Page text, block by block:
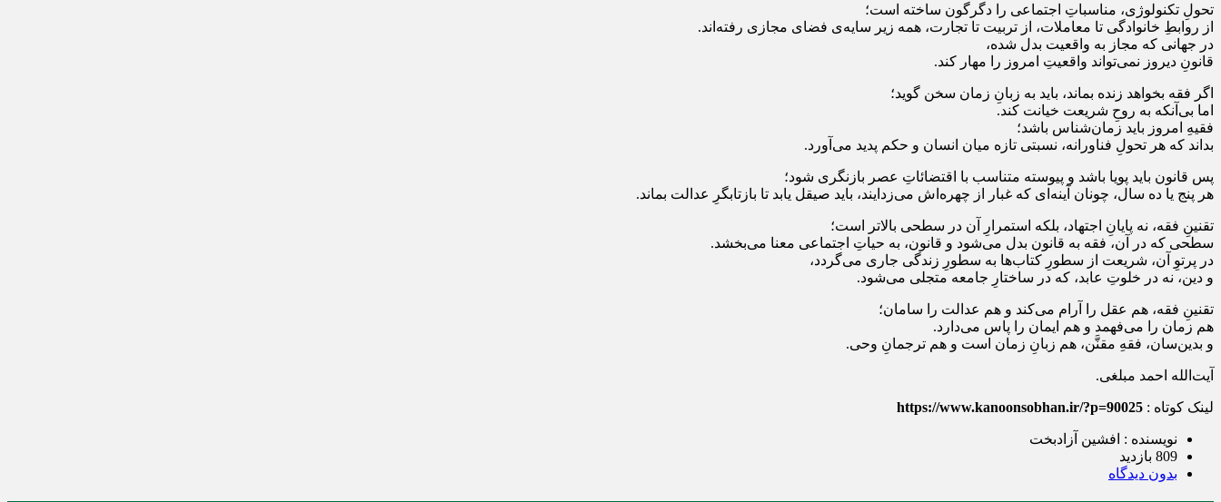
تحولِ تکنولوژی، مناسباتِ اجتماعی را دگرگون ساخته است؛
از روابطِ خانوادگی تا معاملات، از تربیت تا تجارت، همه زیر سایه‌ی فضای مجازی رفته‌اند.
در جهانی که مجاز به واقعیت بدل شده،
قانونِ دیروز نمی‌تواند واقعیتِ امروز را مهار کند.
اگر فقه بخواهد زنده بماند، باید به زبانِ زمان سخن گوید؛
اما بی‌آنکه به روحِ شریعت خیانت کند.
فقیهِ امروز باید زمان‌شناس باشد؛
بداند که هر تحولِ فناورانه، نسبتی تازه میان انسان و حکم پدید می‌آورد.
پس قانون باید پویا باشد و پیوسته متناسب با اقتضائاتِ عصر بازنگری شود؛
هر پنج یا ده سال، چونان آینه‌ای که غبار از چهره‌اش می‌زدایند، باید صیقل یابد تا بازتابگرِ عدالت بماند.
تقنینِ فقه، نه پایانِ اجتهاد، بلکه استمرارِ آن در سطحی بالاتر است؛
سطحی که در آن، فقه به قانون بدل می‌شود و قانون، به حیاتِ اجتماعی معنا می‌بخشد.
در پرتوِ آن، شریعت از سطورِ کتاب‌ها به سطورِ زندگی جاری می‌گردد،
و دین، نه در خلوتِ عابد، که در ساختارِ جامعه متجلی می‌شود.
تقنینِ فقه، هم عقل را آرام می‌کند و هم عدالت را سامان؛
هم زمان را می‌فهمد و هم ایمان را پاس می‌دارد.
و بدین‌سان، فقهِ مقنَّن، هم زبانِ زمان است و هم ترجمانِ وحی.
آیت‌الله احمد مبلغی.
لینک کوتاه : https://www.kanoonsobhan.ir/?p=90025
نویسنده : افشین آزادبخت
809 بازدید
بدون دیدگاه